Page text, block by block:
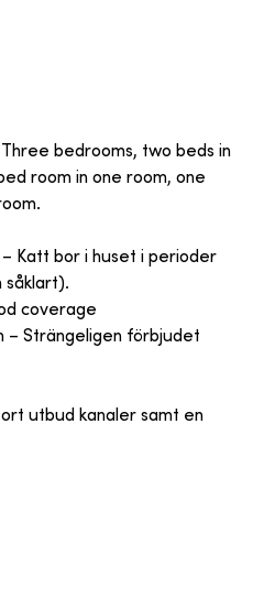
Three bedrooms, two beds in
room in one room, one
– Katt bor i huset i perioder
såklart).
coverage
– Strängeligen förbjudet
utbud kanaler samt en